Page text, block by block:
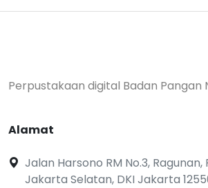
Perpustakaan digital Badan Pangan
Alamat
Jalan Harsono RM No.3, Ragunan,
Jakarta Selatan, DKI Jakarta